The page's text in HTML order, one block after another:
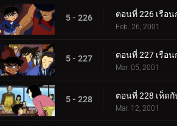
5 - 226
Feb. 26, 2001
5 - 227
Mar. 05, 2001
5 - 228
Mar. 12, 2001